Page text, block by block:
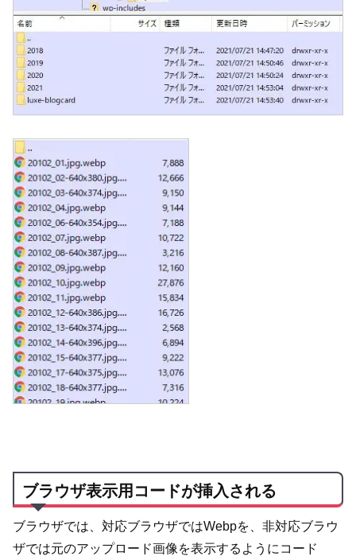
ブラウザ表示用コードが挿入される
ブラウザでは、対応ブラウザではWebpを、非対応ブラウ
ザでは元のアップロード画像を表示するようにコード